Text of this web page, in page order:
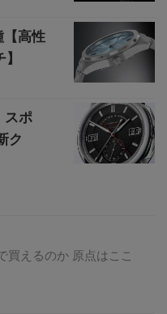
【高性
スポ
ク
買えるのか 原点はここ